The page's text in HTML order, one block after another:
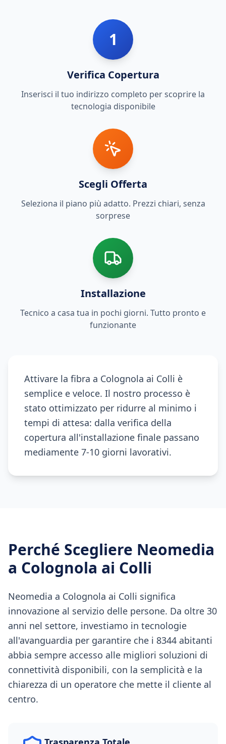
1
Verifica Copertura
Inserisci il tuo indirizzo completo per scoprire la
tecnologia disponibile
Scegli Offerta
Seleziona il piano più adatto. Prezzi chiari, senza
sorprese
Installazione
Tecnico a casa tua in pochi giorni. Tutto pronto e
funzionante
Attivare la fibra a Colognola ai Colli è
semplice e veloce. Il nostro processo è
stato ottimizzato per ridurre al minimo i
tempi di attesa: dalla verifica della
copertura all'installazione finale passano
mediamente 7-10 giorni lavorativi.
Perché Scegliere Neomedia
a Colognola ai Colli
Neomedia a Colognola ai Colli significa
innovazione al servizio delle persone. Da oltre 30
anni nel settore, investiamo in tecnologie
all'avanguardia per garantire che i 8344 abitanti
abbia sempre accesso alle migliori soluzioni di
connettività disponibili, con la semplicità e la
chiarezza di un operatore che mette il cliente al
centro.